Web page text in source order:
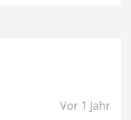
Vor 1 Jahr